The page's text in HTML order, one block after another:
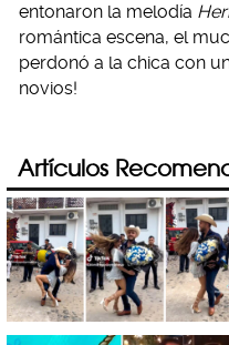
entonaron la melodía
romántica escena, el
perdonó a la chica con
novios!
Artículos